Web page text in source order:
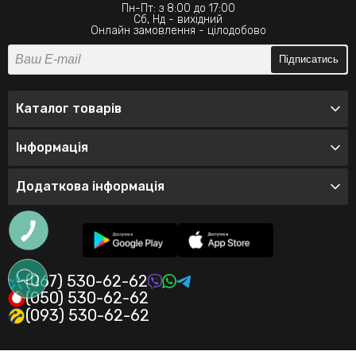
Пн-Пт: з 8:00 до 17:00
Сб, Нд - вихідний
Онлайн замовлення - цілодобово
Підписатись
Каталог товарів
Інформація
Додаткова інформація
(067) 530-62-62
(050) 530-62-62
(093) 530-62-62